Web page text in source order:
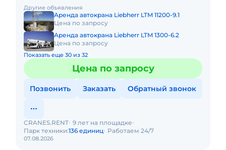
Другие объявления
Аренда автокрана Liebherr LTM 11200-9.1
Цена по запросу
Аренда автокрана Liebherr LTM 1300-6.2
Цена по запросу
Показать еще 30 из 32
Цена по запросу
Позвонить Заказать Обратный звонок
07.08.2026
CRANES.RENT 9 лет на площадке
Парк техники:136 единиц Работаем 24/7